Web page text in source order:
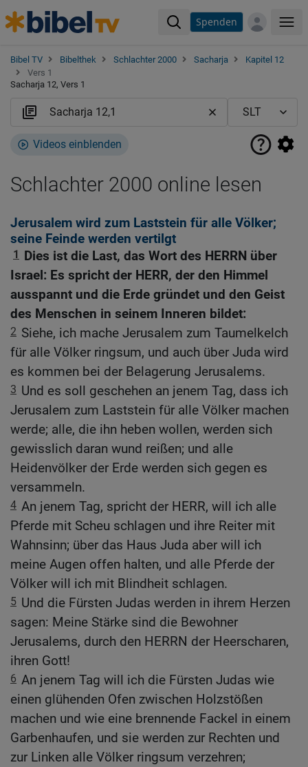
Spenden
Bibel TV Bibelthek Schlachter 2000 Sacharja
Kapitel 12
Vers 1
Sacharja 12, Vers 1
Videos einblenden
Schlachter 2000 online lesen
Jerusalem wird zum Laststein für alle Völker;
seine Feinde werden vertilgt
1
Dies ist die Last, das Wort des HERRN über
Israel: Es spricht der HERR, der den Himmel
ausspannt und die Erde gründet und den Geist
des Menschen in seinem Inneren bildet:
2 Siehe, ich mache Jerusalem zum Taumelkelch
für alle Völker ringsum, und auch über Juda wird
es kommen bei der Belagerung Jerusalems.
3 Und es soll geschehen an jenem Tag, dass ich
Jerusalem zum Laststein für alle Völker machen
werde; alle, die ihn heben wollen, werden sich
gewisslich daran wund reißen; und alle
Heidenvölker der Erde werden sich gegen es
versammeln.
4 An jenem Tag, spricht der HERR, will ich alle
Pferde mit Scheu schlagen und ihre Reiter mit
Wahnsinn; über das Haus Juda aber will ich
meine Augen offen halten, und alle Pferde der
Völker will ich mit Blindheit schlagen.
5 Und die Fürsten Judas werden in ihrem Herzen
sagen: Meine Stärke sind die Bewohner
Jerusalems, durch den HERRN der Heerscharen,
ihren Gott!
6 An jenem Tag will ich die Fürsten Judas wie
einen glühenden Ofen zwischen Holzstößen
machen und wie eine brennende Fackel in einem
Garbenhaufen, und sie werden zur Rechten und
zur Linken alle Völker ringsum verzehren;